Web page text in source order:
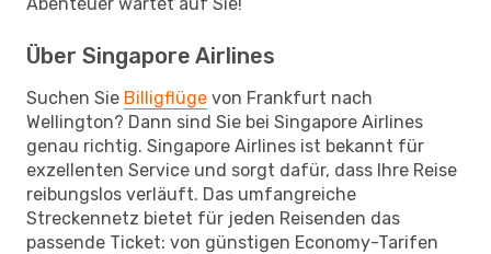
Über Singapore Airlines
Suchen Sie Billigflüge von Frankfurt nach
Wellington? Dann sind Sie bei Singapore Airlines
genau richtig. Singapore Airlines ist bekannt für
exzellenten Service und sorgt dafür, dass Ihre Reise
reibungslos verläuft. Das umfangreiche
Streckennetz bietet für jeden Reisenden das
passende Ticket: von günstigen Economy-Tarifen